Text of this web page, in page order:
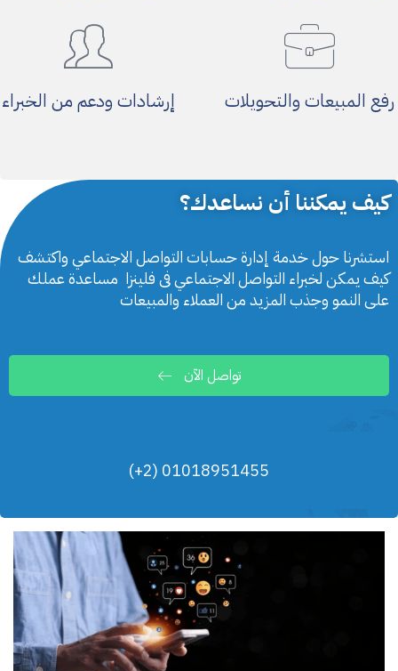
رفع المبيعات والتحويلات إرشادات ودعم من الخبراء
كيف يمكننا أن نساعدك؟
استشرنا حول خدمة إدارة حسابات التواصل الاجتماعي واكتشف
كيف يمكن لخبراء التواصل الاجتماعي فى فلينزا مساعدة عملك
على النمو وجذب المزيد من العملاء والمبيعات
تواصل الآن
01018951455 (2+)